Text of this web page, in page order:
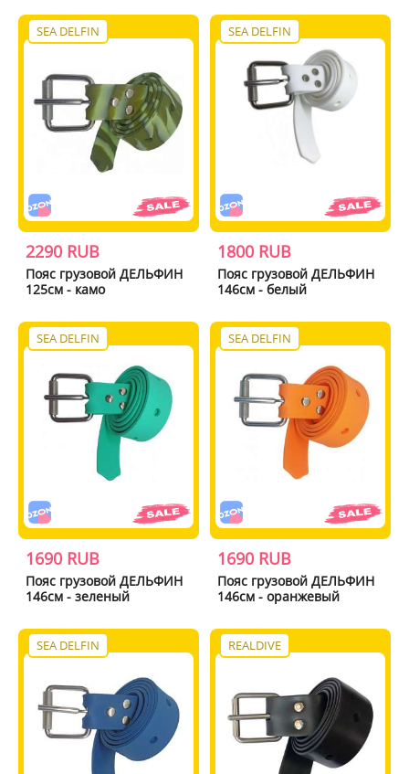
SEA DELFIN
2290 RUB
Пояс грузовой ДЕЛЬФИН
125см - камо
SEA DELFIN
1800 RUB
Пояс грузовой ДЕЛЬФИН
146см - белый
SEA DELFIN
1690 RUB
Пояс грузовой ДЕЛЬФИН
146см - зеленый
SEA DELFIN
1690 RUB
Пояс грузовой ДЕЛЬФИН
146см - оранжевый
SEA DELFIN REALDIVE